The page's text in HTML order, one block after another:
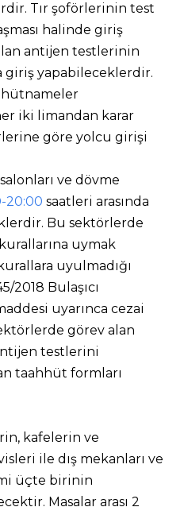
Tır şoförlerinin test
halinde giriş
antijen testlerinin
giriş yapabileceklerdir.
iki limandan karar
göre yolcu girişi
ve dövme
20:00 saatleri arasında
Bu sektörlerde
uymak
uyulmadığı
2018 Bulaşıcı
uyarınca cezai
görev alan
testlerini
taahhüt formları
kafelerin ve
ile dış mekanları ve
üçte birinin
Masalar arası 2